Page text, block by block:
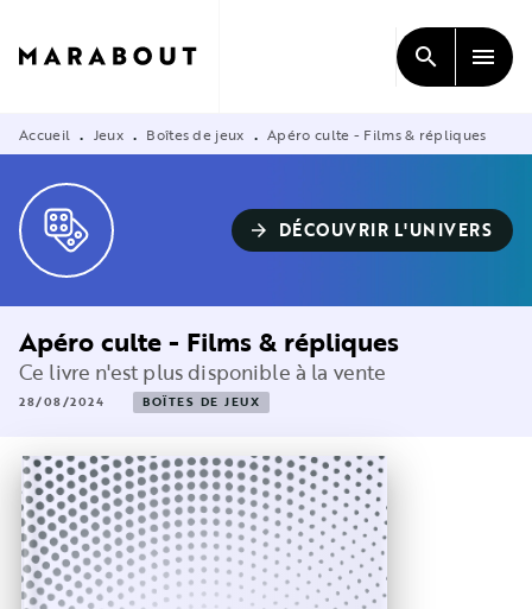
CONTENU
search menu
Accueil • Jeux • Boîtes de jeux • Apéro culte - Films & répliques
arrow_forward DÉCOUVRIR L'UNIVERS
Apéro culte - Films & répliques
Ce livre n'est plus disponible à la vente
28/08/2024 BOÎTES DE JEUX